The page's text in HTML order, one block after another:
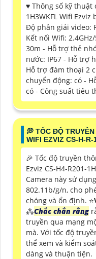
♥️ Thông số kỹ thuật
1H3WKFL Wifi
Độ phân giải video:
Kết nối Wifi:
30m - Hỗ trợ thẻ
nước: IP67 - Hỗ trợ
Hỗ trợ đàm thoại 2
chuyển động: có -
có - Công suất tiêu
️💭 TỐC ĐỘ
WIFI EZVIZ CS-H-
️🎉 Tốc độ truyền
Ezviz CS-H4-R201-
Camera này sử
802.11b/g/n, cho
chóng và ổn định. ⭐
⁂Chắc chắn rằng
truyền qua mạng
mà. Với tốc độ
thể xem và kiểm
dàng và thuận tiện.